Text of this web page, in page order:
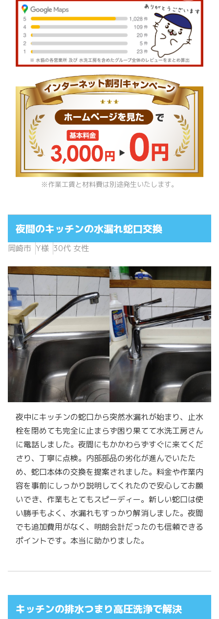
※作業工賃と材料費は別途発生いたします。
夜間のキッチンの水漏れ蛇口交換
岡崎市 Y様 30代 女性
夜中にキッチンの蛇口から突然水漏れが始まり、止水
栓を閉めても完全に止まらず困り果てて水洗工房さん
に電話しました。夜間にもかかわらずすぐに来てくだ
さり、丁寧に点検。内部部品の劣化が進んでいたた
め、蛇口本体の交換を提案されました。料金や作業内
容を事前にしっかり説明してくれたので安心してお願
いでき、作業もとてもスピーディー。新しい蛇口は使
い勝手もよく、水漏れもすっかり解消しました。夜間
でも追加費用がなく、明朗会計だったのも信頼できる
ポイントです。本当に助かりました。
キッチンの排水つまり高圧洗浄で解決